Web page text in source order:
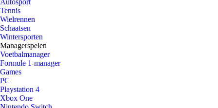
Autosport
Tennis
Wielrennen
Schaatsen
Wintersporten
Managerspelen
Voetbalmanager
Formule 1-manager
Games
PC
Playstation 4
Xbox One